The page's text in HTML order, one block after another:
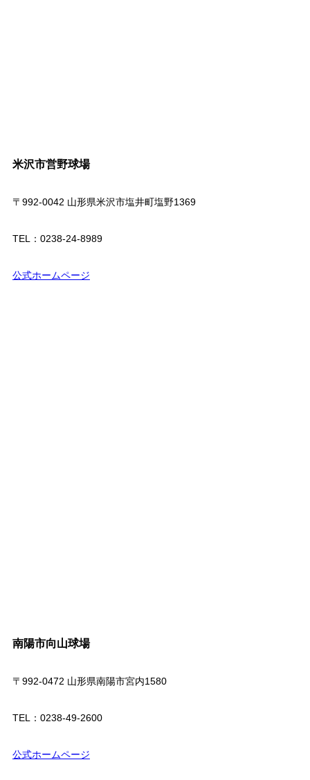
米沢市営野球場
〒992-0042 山形県米沢市塩井町塩野1369
TEL：0238-24-8989
公式ホームページ
南陽市向山球場
〒992-0472 山形県南陽市宮内1580
TEL：0238-49-2600
公式ホームページ